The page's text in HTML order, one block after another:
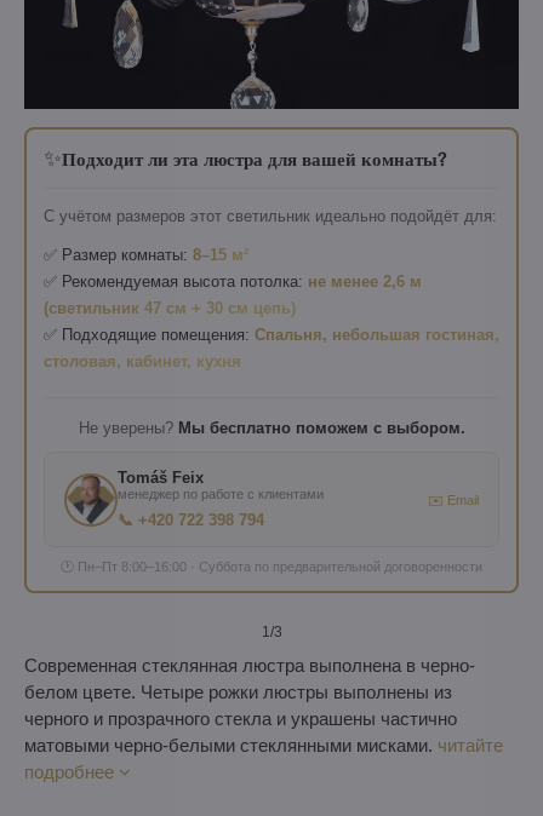
✨Подходит ли эта люстра для вашей комнаты?
С учётом размеров этот светильник идеально подойдёт для:
✅ Размер комнаты: 8–15 м²
✅ Рекомендуемая высота потолка: не менее 2,6 м
(светильник 47 см + 30 см цепь)
✅ Подходящие помещения: Спальня, небольшая гостиная,
столовая, кабинет, кухня
Не уверены? Мы бесплатно поможем с выбором.
Tomáš Feix
менеджер по работе с клиентами
📞 +420 722 398 794
✉️ Email
🕐 Пн–Пт 8:00–16:00 · Суббота по предварительной договоренности
1/3
Современная стеклянная люстра выполнена в черно-
белом цвете. Четыре рожки люстры выполнены из
черного и прозрачного стекла и украшены частично
матовыми черно-белыми стеклянными мисками. читайте
подробнее